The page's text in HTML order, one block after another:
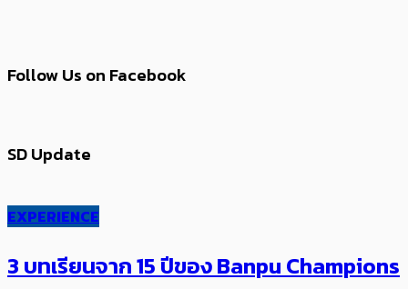
Follow Us on Facebook
SD Update
EXPERIENCE
3 บทเรียนจาก 15 ปีของ Banpu Champions